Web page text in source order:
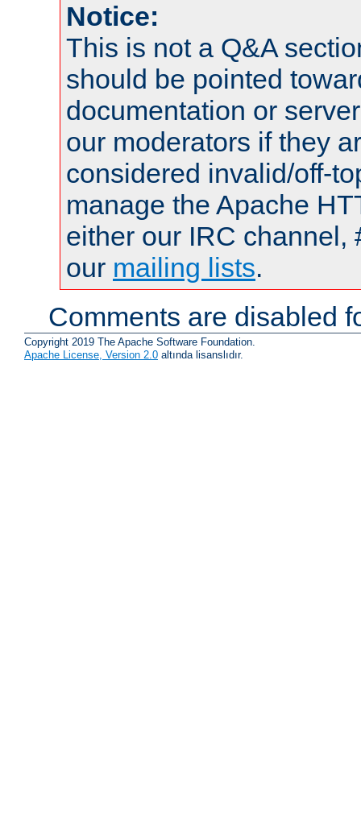
Notice:
This is not a Q&A
should be pointed
documentation or
our moderators if they
considered invalid/off-
manage the Apache
either our IRC channel,
our mailing lists.
Comments are disabled
Copyright 2019 The Apache Software Foundation.
Apache License, Version 2.0 altında lisanslıdır.